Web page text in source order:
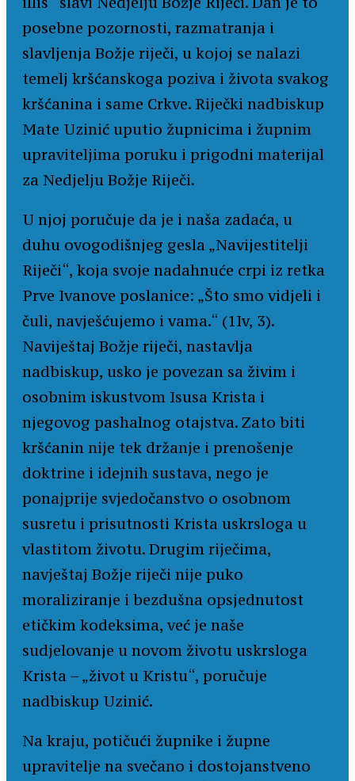
posebne pozornosti, razmatranja i
slavljenja Božje riječi, u kojoj se nalazi
temelj kršćanskoga poziva i života svakog
kršćanina i same Crkve. Riječki nadbiskup
Mate Uzinić uputio župnicima i župnim
upraviteljima poruku i prigodni materijal
za Nedjelju Božje Riječi.
U njoj poručuje da je i naša zadaća, u
duhu ovogodišnjeg gesla „Navijestitelji
Riječi“, koja svoje nadahnuće crpi iz retka
Prve Ivanove poslanice: „Što smo vidjeli i
čuli, navješćujemo i vama.“ (1Iv, 3).
Naviještaj Božje riječi, nastavlja
nadbiskup, usko je povezan sa živim i
osobnim iskustvom Isusa Krista i
njegovog pashalnog otajstva. Zato biti
kršćanin nije tek držanje i prenošenje
doktrine i idejnih sustava, nego je
ponajprije svjedočanstvo o osobnom
susretu i prisutnosti Krista uskrsloga u
vlastitom životu. Drugim riječima,
navještaj Božje riječi nije puko
moraliziranje i bezdušna opsjednutost
etičkim kodeksima, već je naše
sudjelovanje u novom životu uskrsloga
Krista – „život u Kristu“, poručuje
nadbiskup Uzinić.
Na kraju, potičući župnike i župne
upravitelje na svečano i dostojanstveno